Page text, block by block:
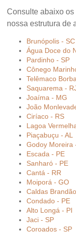
Consulte abaixo
nossa estrutura de
Brunópolis - SC
Água Doce do
Pardinho - SP
Cônego
Telêmaco
Saquarema -
Joaíma - MG
João
Ciríaco - RS
Lagoa
Piaçabuçu - AL
Godoy Moreira
Escada - PE
Sanharó - PE
Cantá - RR
Moiporá - GO
Caldas
Condado - PE
Alto Longá - PI
Jaci - SP
Coroados - SP